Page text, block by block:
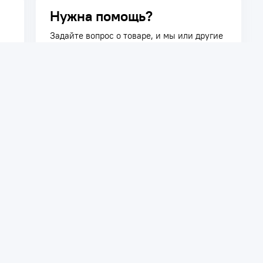
Нужна помощь?
Задайте вопрос о товаре, и мы или другие